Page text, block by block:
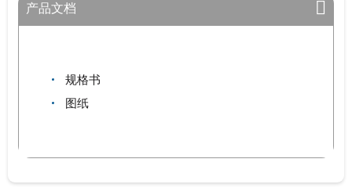
产品文档
规格书
图纸